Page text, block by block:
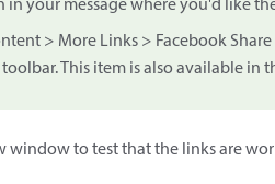
in your message where you'd like
> More Links > Facebook
This item is also available in
window to test that the links are